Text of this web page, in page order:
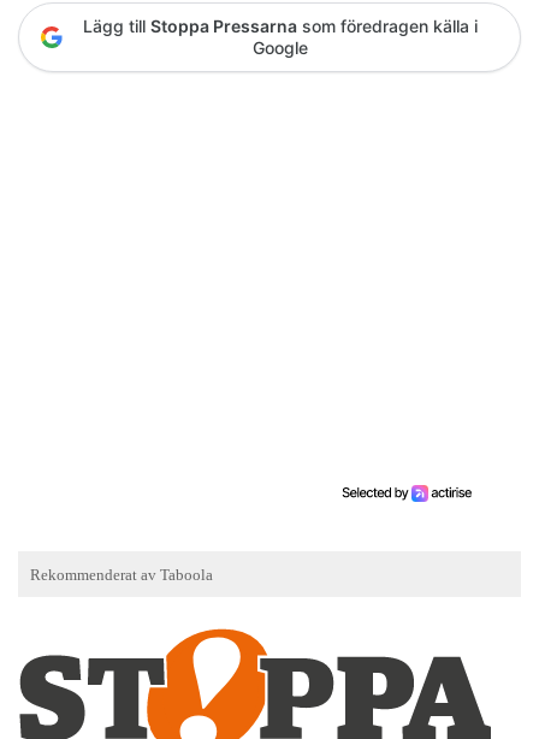
Lägg till Stoppa Pressarna som föredragen källa i
Google